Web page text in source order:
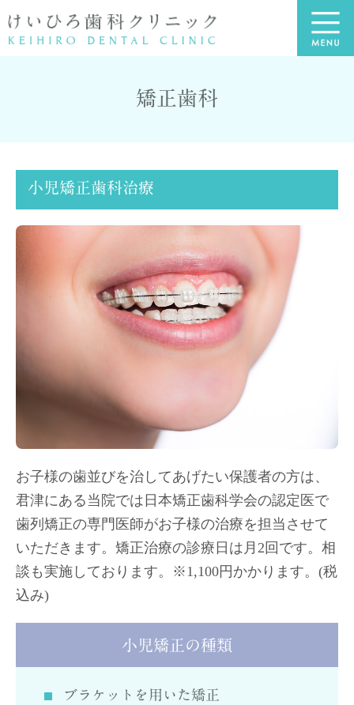
矯正歯科
小児矯正歯科治療
お子様の歯並びを治してあげたい保護者の方は、
君津にある当院では日本矯正歯科学会の認定医で
歯列矯正の専門医師がお子様の治療を担当させて
いただきます。矯正治療の診療日は月2回です。相
談も実施しております。※1,100円かかります。(税
込み)
小児矯正の種類
ブラケットを用いた矯正